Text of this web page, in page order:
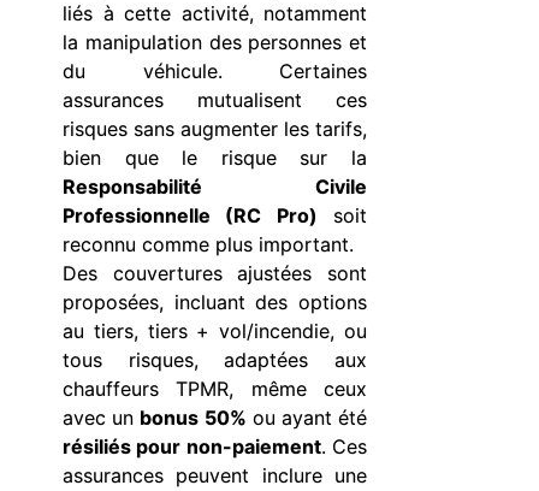
liés à cette activité, notamment
la manipulation des personnes et
du véhicule. Certaines
assurances mutualisent ces
risques sans augmenter les tarifs,
bien que le risque sur la
Responsabilité Civile
Professionnelle (RC Pro) soit
reconnu comme plus important.
Des couvertures ajustées sont
proposées, incluant des options
au tiers, tiers + vol/incendie, ou
tous risques, adaptées aux
chauffeurs TPMR, même ceux
avec un bonus 50% ou ayant été
résiliés pour non-paiement. Ces
assurances peuvent inclure une